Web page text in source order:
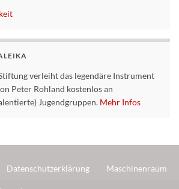
verleiht das legendäre Instrument
Peter Rohland kostenlos an
Jugendgruppen. Mehr Infos
Datenschutzerklärung Maschinenraum